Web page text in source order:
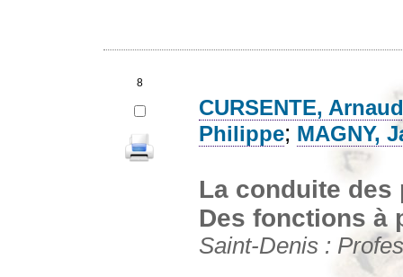
8
CURSENTE, Arnaud
Philippe; MAGNY,
La conduite
Des fonctions à
Saint-Denis :